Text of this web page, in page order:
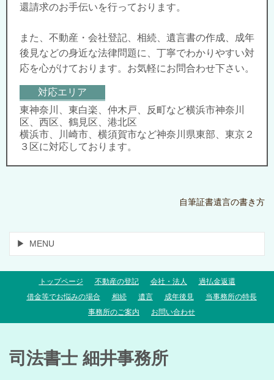
還請求のお手伝いを行っております。
また、不動産・会社登記、相続、遺言書の作成、成年
後見などの身近な法律問題に、丁寧でわかりやすい対
応を心がけております。お気軽にお問合わせ下さい。
対応エリア
東神奈川、東白楽、仲木戸、反町など横浜市神奈川
区、西区、鶴見区、港北区
横浜市、川崎市、横須賀市など神奈川県東部、東京２
３区に対応しております。
自筆証書遺言の書き方
MENU
トップページ 不動産の登記 会社・法人
過払金返還
借金等でお悩みの場合
相続 遺言 成年後見
当事務所の特長
事務所のご案内
お問い合わせ
司法書士 細井事務所